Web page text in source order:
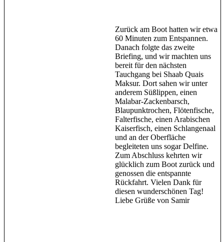
Zurück am Boot hatten wir etwa
60 Minuten zum Entspannen.
Danach folgte das zweite
Briefing, und wir machten uns
bereit für den nächsten
Tauchgang bei Shaab Quais
Maksur. Dort sahen wir unter
anderem Süßlippen, einen
Malabar-Zackenbarsch,
Blaupunktrochen, Flötenfische,
Falterfische, einen Arabischen
Kaiserfisch, einen Schlangenaal
und an der Oberfläche
begleiteten uns sogar Delfine.
Zum Abschluss kehrten wir
glücklich zum Boot zurück und
genossen die entspannte
Rückfahrt. Vielen Dank für
diesen wunderschönen Tag!
Liebe Grüße von Samir